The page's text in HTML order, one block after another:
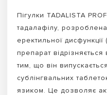
Пігулки TADALISTA
тадалафілу,
еректильної
препарат відрізняється
тим, що він
сублінгвальних
язиком. Це дозволяє